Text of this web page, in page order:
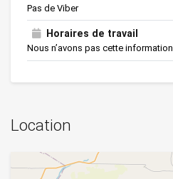
Pas de Viber
Horaires de travail
Nous n’avons pas cette information.
Location